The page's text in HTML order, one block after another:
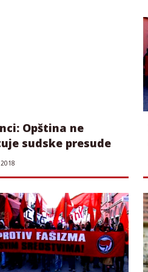
Opština ne
sudske presude